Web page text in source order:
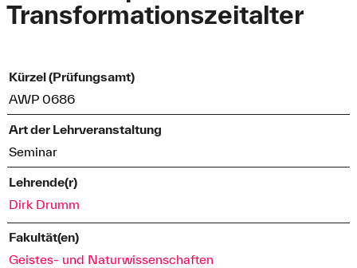
Transformationszeitalter
Kürzel (Prüfungsamt)
AWP 0686
Art der Lehrveranstaltung
Seminar
Lehrende(r)
Dirk Drumm
Fakultät(en)
Geistes- und Naturwissenschaften